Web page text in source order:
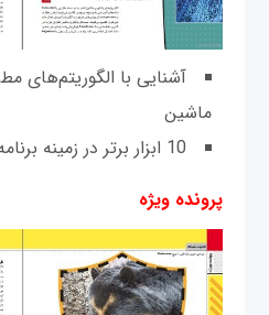
آشنایی با الگوریتم‌های
ماشین
10 ابزار برتر در زمینه برنامه‌‌نویسی زنجيره بلوکی
پرونده ویژه